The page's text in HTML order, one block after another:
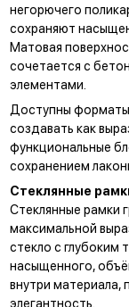
негорючего
сохраняют
Матовая
сочетается с
элементами.
Доступны форматы
создавать как
функциональные
сохранением
Стеклянные
Стеклянные рамки
максимальной
стекло с глубоким
насыщенного,
внутри материала,
элегантность.